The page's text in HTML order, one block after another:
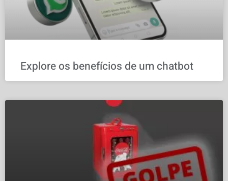
Explore os benefícios de um chatbot